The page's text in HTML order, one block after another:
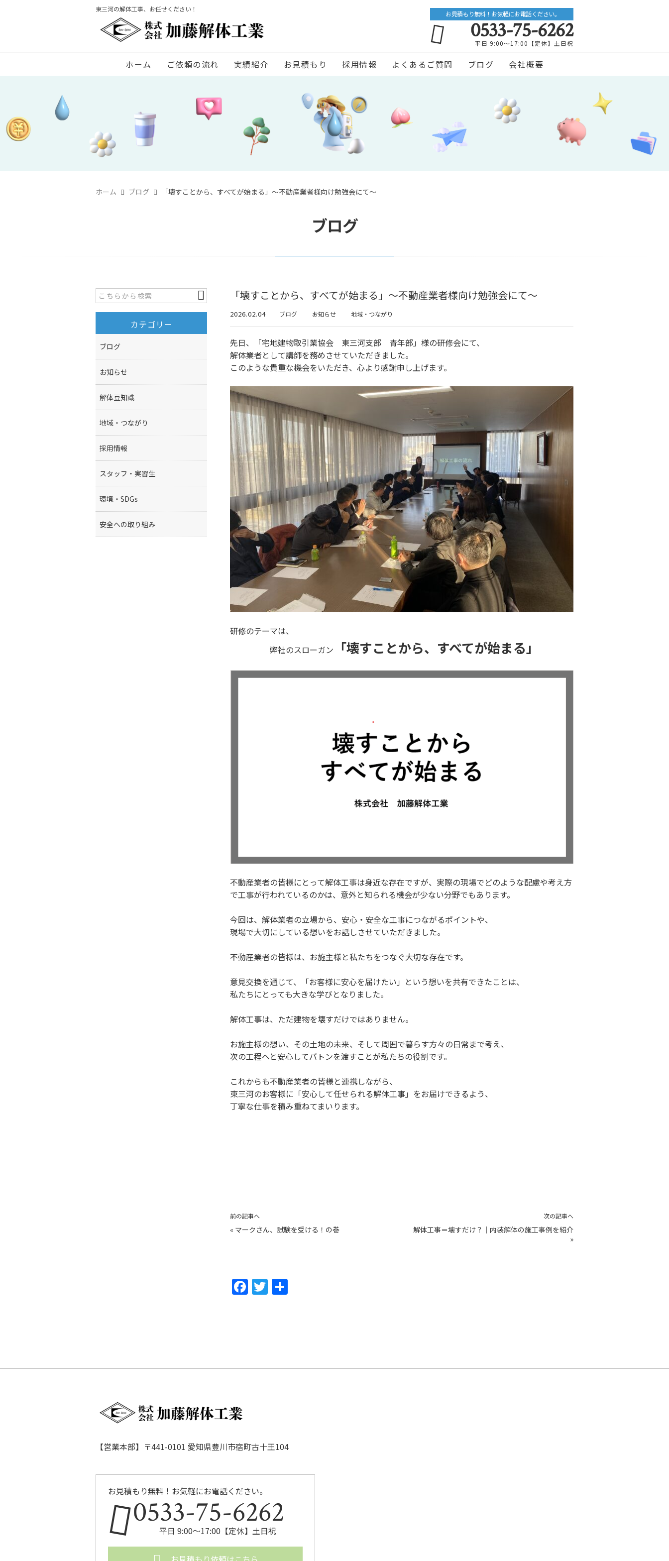
東三河の解体工事、お任せください！
お見積もり無料！お気軽にお電話ください。
0533-75-6262
平日 9:00〜17:00【定休】土日祝
ホーム ご依頼の流れ 実績紹介 お見積もり 採用情報 よくあるご質問 ブログ 会社概要
ホーム ブログ 「壊すことから、すべてが始まる」～不動産業者様向け勉強会にて～
ブログ
「壊すことから、すべてが始まる」～不動産業者様向け勉強会にて～
2026.02.04 ブログ お知らせ 地域・つながり
先日、「宅地建物取引業協会 東三河支部 青年部」様の研修会にて、
解体業者として講師を務めさせていただきました。
このような貴重な機会をいただき、心より感謝申し上げます。
研修のテーマは、
弊社のスローガン
「壊すことから、すべてが始まる」
不動産業者の皆様にとって解体工事は身近な存在ですが、実際の現場でどのような配慮や考え方
で工事が行われているのかは、意外と知られる機会が少ない分野でもあります。
今回は、解体業者の立場から、安心・ 安全な工事につながるポイントや、
現場で大切にしている想いをお話しさせていただきました。
不動産業者の皆様は、お施主様と私たちをつなぐ大切な存在です。
意見交換を通じて、「お客様に安心を届けたい」 という想いを共有できたことは、
私たちにとっても大きな学びとなりました。
解体工事は、ただ建物を壊すだけではありません。
お施主様の想い、その土地の未来、 そして周囲で暮らす方々の日常まで考え、
次の工程へと安心してバトンを渡すことが私たちの役割です。
これからも不動産業者の皆様と連携しながら、
東三河のお客様に「安心して任せられる解体工事」 をお届けできるよう、
丁寧な仕事を積み重ねてまいります。
前の記事へ
« マークさん、試験を受ける！の巻
次の記事へ
解体工事＝壊すだけ？｜内装解体の施工事例を紹介
»
F
o
T
カテゴリー
ブログ
お知らせ
解体豆知識
地域・つながり
採用情報
スタッフ・実習生
環境・SDGs
安全への取り組み
【営業本部】〒441-0101 愛知県豊川市宿町古十王104
お見積もり無料！お気軽にお電話ください。
0533-75-6262
平日 9:00〜17:00【定休】土日祝